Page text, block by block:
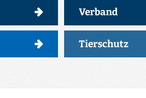
Verband
Tierschutz